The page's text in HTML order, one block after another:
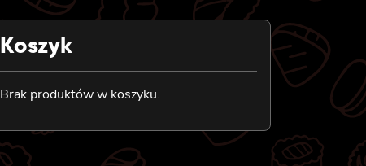
Koszyk
Brak produktów w koszyku.